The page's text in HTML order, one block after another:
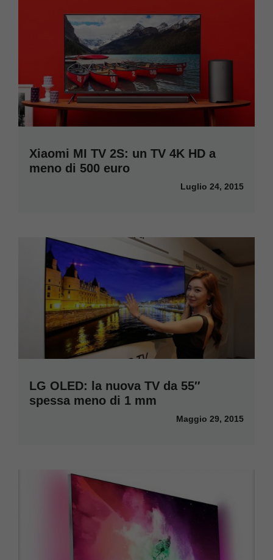
Xiaomi MI TV 2S: un TV 4K HD a
meno di 500 euro
Luglio 24, 2015
LG OLED: la nuova TV da 55″
spessa meno di 1 mm
Maggio 29, 2015